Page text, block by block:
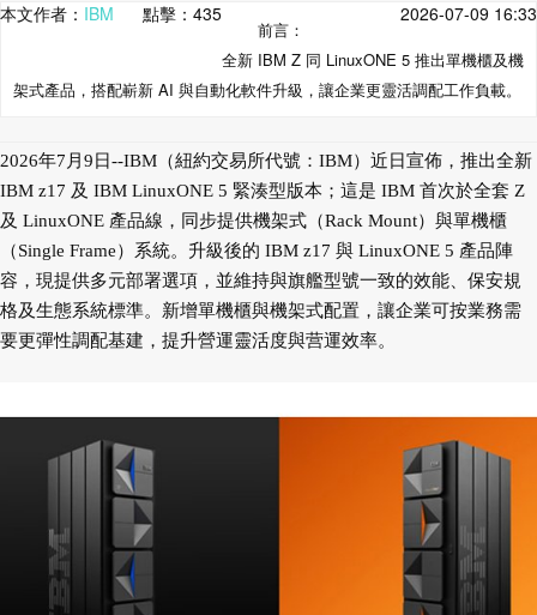
本文作者： IBM 點擊： 435 2026-07-09 16:33
前言：
全新 IBM Z 同 LinuxONE 5 推出單機櫃及機
架式產品，搭配嶄新 AI 與自動化軟件升級，讓企業更靈活調配工作負載。
2026年7月9日--IBM（紐約交易所代號：IBM）近日宣佈，推出全新
IBM z17 及 IBM LinuxONE 5 緊湊型版本；這是 IBM 首次於全套 Z
及 LinuxONE 產品線，同步提供機架式（Rack Mount）與單機櫃
（Single Frame）系統。升級後的 IBM z17 與 LinuxONE 5 產品陣
容，現提供多元部署選項，並維持與旗艦型號一致的效能、保安規
格及生態系統標準。新增單機櫃與機架式配置，讓企業可按業務需
要更彈性調配基建，提升營運靈活度與营運效率。